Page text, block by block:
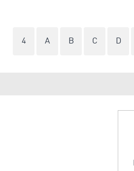
4 A B C D